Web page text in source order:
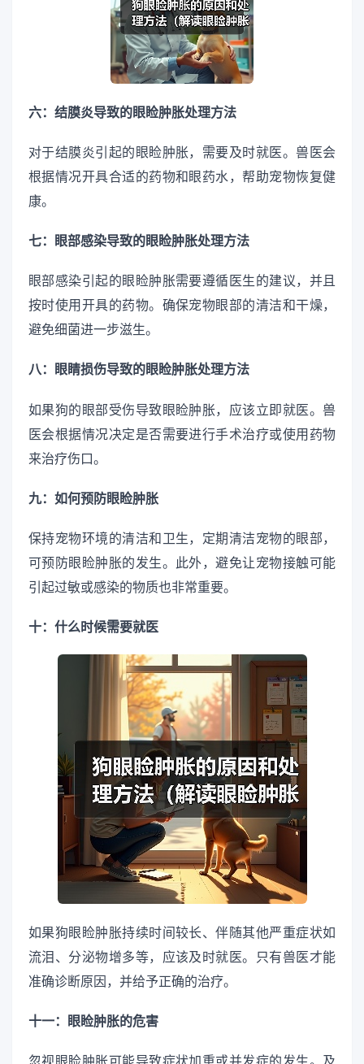
六：结膜炎导致的眼睑肿胀处理方法
对于结膜炎引起的眼睑肿胀，需要及时就医。兽医会
根据情况开具合适的药物和眼药水，帮助宠物恢复健
康。
七：眼部感染导致的眼睑肿胀处理方法
眼部感染引起的眼睑肿胀需要遵循医生的建议，并且
按时使用开具的药物。确保宠物眼部的清洁和干燥，
避免细菌进一步滋生。
八：眼睛损伤导致的眼睑肿胀处理方法
如果狗的眼部受伤导致眼睑肿胀，应该立即就医。兽
医会根据情况决定是否需要进行手术治疗或使用药物
来治疗伤口。
九：如何预防眼睑肿胀
保持宠物环境的清洁和卫生，定期清洁宠物的眼部，
可预防眼睑肿胀的发生。此外，避免让宠物接触可能
引起过敏或感染的物质也非常重要。
十：什么时候需要就医
如果狗眼睑肿胀持续时间较长、伴随其他严重症状如
流泪、分泌物增多等，应该及时就医。只有兽医才能
准确诊断原因，并给予正确的治疗。
十一：眼睑肿胀的危害
忽视眼睑肿胀可能导致症状加重或并发症的发生。及